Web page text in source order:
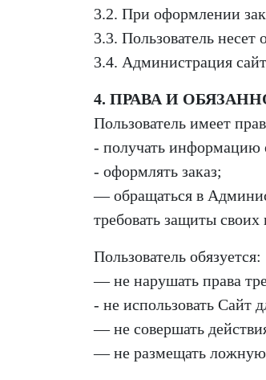
3.2. При оформлении
3.3. Пользователь несет
3.4. Администрация
4. ПРАВА И
Пользователь имеет
- получать информацию
- оформлять заказ;
— обращаться в
требовать защиты
Пользователь обязуется:
— не нарушать права
- не использовать Сайт
— не совершать
— не размещать